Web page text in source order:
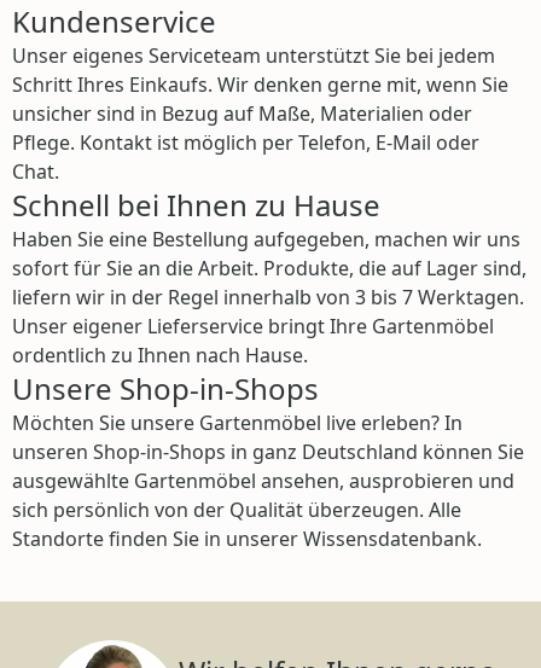
Kundenservice
Unser eigenes Serviceteam unterstützt Sie bei jedem
Schritt Ihres Einkaufs. Wir denken gerne mit, wenn Sie
unsicher sind in Bezug auf Maße, Materialien oder
Pflege. Kontakt ist möglich per Telefon, E-Mail oder
Chat.
Schnell bei Ihnen zu Hause
Haben Sie eine Bestellung aufgegeben, machen wir uns
sofort für Sie an die Arbeit. Produkte, die auf Lager sind,
liefern wir in der Regel innerhalb von 3 bis 7 Werktagen.
Unser eigener Lieferservice bringt Ihre Gartenmöbel
ordentlich zu Ihnen nach Hause.
Unsere Shop-in-Shops
Möchten Sie unsere Gartenmöbel live erleben? In
unseren Shop-in-Shops in ganz Deutschland können Sie
ausgewählte Gartenmöbel ansehen, ausprobieren und
sich persönlich von der Qualität überzeugen. Alle
Standorte finden Sie in unserer Wissensdatenbank.